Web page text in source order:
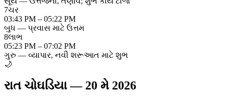
7ચર
03:43 PM – 05:22 PM
બુધ — પ્રવાસ માટે ઉત્તમ
8લાભ
05:23 PM – 07:02 PM
ગુરુ — વ્યાપાર, નવી શરૂઆત માટે શુભ
🌙
રાત ચોઘડિયા— 20 મે 2026